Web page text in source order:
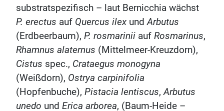
substratspezifisch – laut Bernicchia wächst
P. erectus auf Quercus ilex undArbutus
(Erdbeerbaum), P. rosmarinii auf Rosmarinus,
Rhamnus alaternus (Mittelmeer-Kreuzdorn),
Cistus spec., Crataegus monogyna
(Weißdorn), Ostrya carpinifolia
(Hopfenbuche), Pistacia lentiscus,Arbutus
unedo und Erica arborea, (Baum-Heide –